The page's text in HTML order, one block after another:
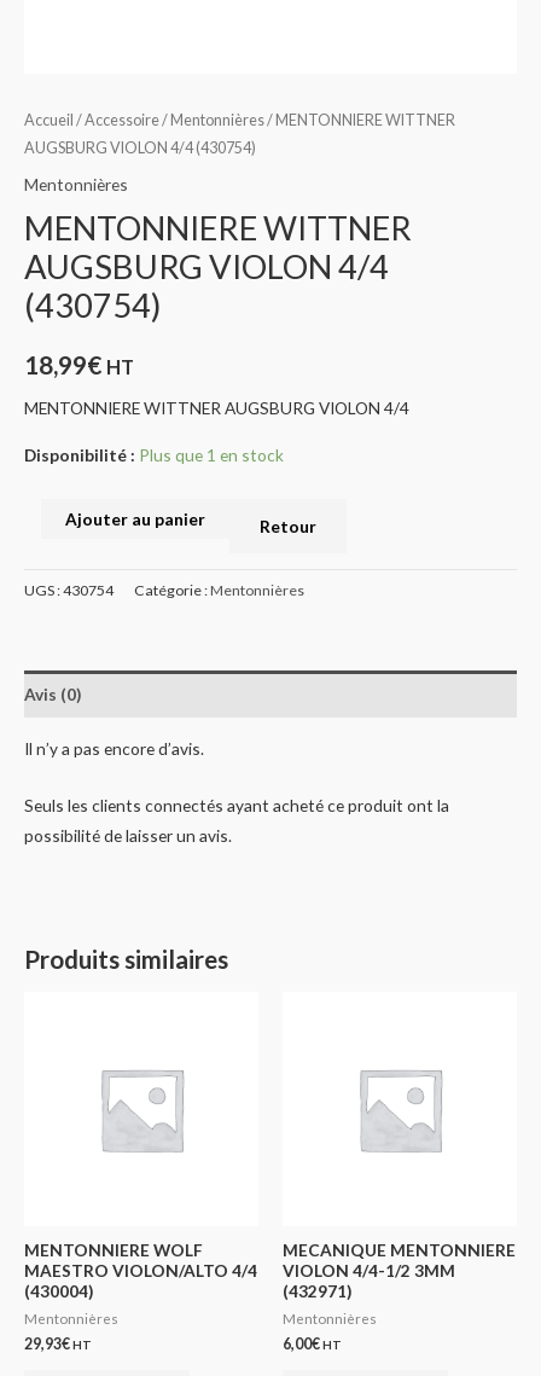
Accueil /Accessoire/ Mentonnières/ MENTONNIERE WITTNER
AUGSBURG VIOLON 4/4 (430754)
Mentonnières
MENTONNIERE WITTNER
AUGSBURG VIOLON 4/4
(430754)
18,99€ HT
MENTONNIERE WITTNER AUGSBURG VIOLON 4/4
Disponibilité : Plus que 1 en stock
Ajouter au panier Retour
UGS :430754 Catégorie :Mentonnières
Avis (0)
Il n’y a pas encore d’avis.
Seuls les clients connectés ayant acheté ce produit ont la
possibilité de laisser un avis.
Produits similaires
MENTONNIERE WOLF
MAESTRO VIOLON/ALTO 4/4
(430004)
Mentonnières
29,93€HT
MECANIQUE MENTONNIERE
VIOLON 4/4-1/2 3MM
(432971)
Mentonnières
6,00€HT